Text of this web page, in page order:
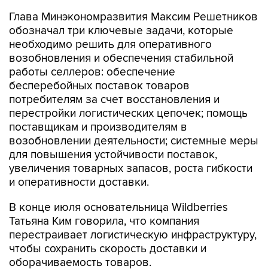
Глава Минэкономразвития Максим Решетников
обозначал три ключевые задачи, которые
необходимо решить для оперативного
возобновления и обеспечения стабильной
работы селлеров: обеспечение
бесперебойных поставок товаров
потребителям за счет восстановления и
перестройки логистических цепочек; помощь
поставщикам и производителям в
возобновлении деятельности; системные меры
для повышения устойчивости поставок,
увеличения товарных запасов, роста гибкости
и оперативности доставки.
В конце июля основательница Wildberries
Татьяна Ким говорила, что компания
перестраивает логистическую инфраструктуру,
чтобы сохранить скорость доставки и
оборачиваемость товаров.